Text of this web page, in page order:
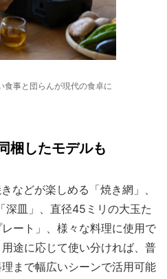
食事と団らんが現代の食卓に
梱したモデルも
などが楽しめる「焼き網」、
深皿」、直径45ミリの大玉た
ート」、様々な料理に使用で
途に応じて使い分ければ、普
まで幅広いシーンで活用可能